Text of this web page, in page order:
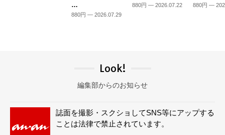
…
880円 — 2026.07.29
880円 — 2026.07.22 880円 —
Look!
編集部からのお知らせ
誌面を撮影・スクショしてSNS等にアップする
ことは法律で禁止されています。